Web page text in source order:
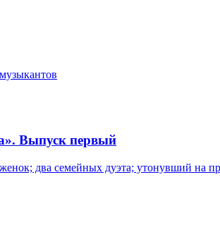
Выпуск первый
два семейных дуэта; утонувший на